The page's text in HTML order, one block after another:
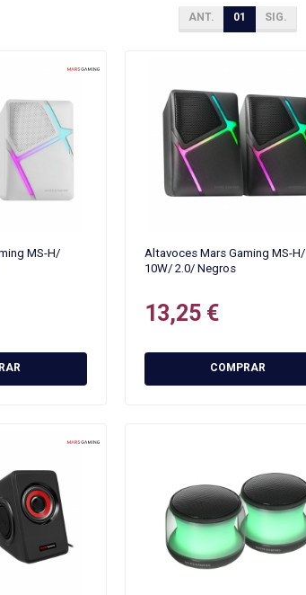
ANT. 01 SIG.
MS-H/
Altavoces Mars Gaming MS-H/
10W/ 2.0/ Negros
13,25 €
COMPRAR